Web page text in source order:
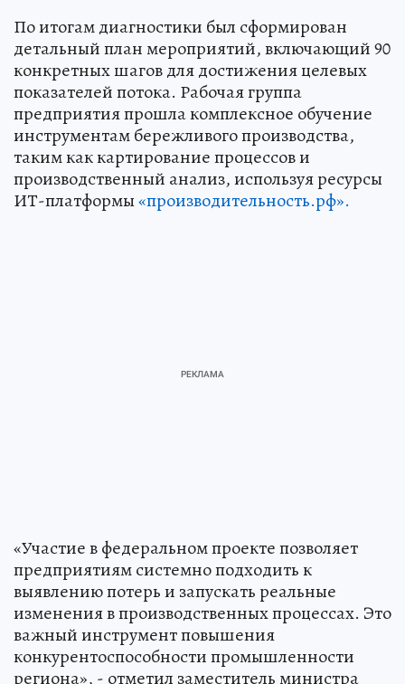
По итогам диагностики был сформирован
детальный план мероприятий, включающий 90
конкретных шагов для достижения целевых
показателей потока. Рабочая группа
предприятия прошла комплексное обучение
инструментам бережливого производства,
таким как картирование процессов и
производственный анализ, используя ресурсы
ИТ-платформы«производительность.рф».
«Участие в федеральном проекте позволяет
предприятиям системно подходить к
выявлению потерь и запускать реальные
изменения в производственных процессах. Это
важный инструмент повышения
конкурентоспособности промышленности
региона», - отметил заместитель министра